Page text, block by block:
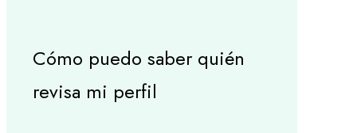
Cómo puedo saber quién
revisa mi perfil